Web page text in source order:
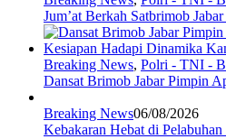
Jum’at Berkah Satbrimob
Breaking News, Polri - TNI -
Dansat Brimob Jabar Pimpin
Breaking News06/08/2026
Kebakaran Hebat di